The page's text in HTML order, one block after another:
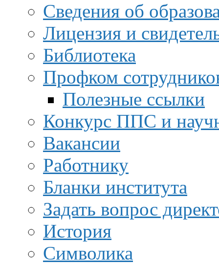
Сведения об
Лицензия и
Библиотека
Профком
Полезные ссылки
Конкурс ППС и
Вакансии
Работнику
Бланки института
Задать вопрос
История
Символика